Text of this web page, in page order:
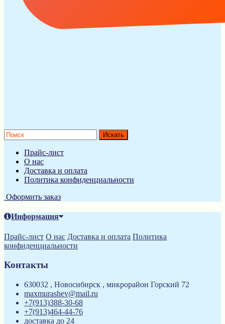
Прайс-лист
О нас
Доставка и оплата
Политика конфиденциальности
Оформить заказ
Информация
Прайс-лист О нас Доставка и оплата Политика
конфиденциальности
Контакты
630032 , Новосибирск , микрорайон Горский 72
maxmurashev@mail.ru
+7(913)388-30-68
+7(913)464-44-76
доставка до 24